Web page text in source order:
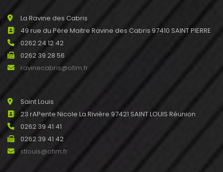
La Ravine des Cabris
49 rue du Père Maitre Ravine des Cabris 97410 SAINT PIERRE
0262 24 12 42
0262 39 28 56
ravinecabris@ofim.fr
Saint Louis
23 rAPente Nicole La Rivière 97421 SAINT LOUIS Réunion
0262 39 41 41
0262 39 41 42
stlouis@ofim.fr